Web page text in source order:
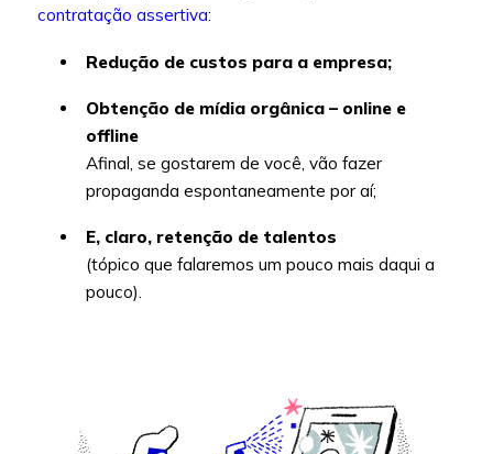
contratação assertiva:
Redução de custos para a empresa;
Obtenção de mídia orgânica – online e
offline
Afinal, se gostarem de você, vão fazer
propaganda espontaneamente por aí;
E, claro, retenção de talentos
(tópico que falaremos um pouco mais daqui a
pouco).